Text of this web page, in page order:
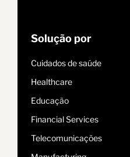
Solução por
Cuidados de saúde
Healthcare
Educação
Financial Services
Telecomunicações